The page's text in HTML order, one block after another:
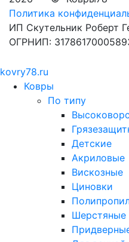
Политика
ИП Скутельник Роберт
ОГРНИП:
kovry78.ru
Ковры
По типу
Детские
Акриловые
Вискозные
Циновки
Шерстяные